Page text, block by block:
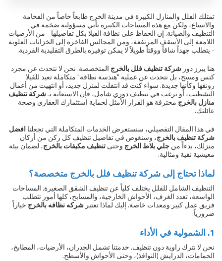
تمتلك الفلل والمنازل الكبيرة في مدينة الخرج طابعاً خاصاً من الفخامة
والاتساع، ولكن مع هذه المساحات الكبيرة تأتي مسؤولية ضخمة في
التنظيف والصيانة. إن الحفاظ على نظافة الفيلا بكل تفاصيلها - من الأرضيات
اللامعة إلى الأسقف المرتفعة، ومن المجالس الفاخرة إلى الخزانات العلوية
- يتطلب جهداً شاقاً ووقتاً طويلاً لا يمكن توفيره بالطرق التقليدية الفردية.
هنا يبرز دور شركة تنظيف فلل بالخرج المتخصصة. نحن لا نتحدث عن مجرد
كنس ومسح، بل نتحدث عن عملية "هندسة نظافة" متكاملة تعيد للفيلا
رونقها وكأنها جديدة. سواء كنت قد انتقلت لمنزل جديد، أو انتهيت من أعمال
التشطيب، أو ترغب في تنظيف دوري شامل، فإن الاستعانة بـشركة تنظيف
منازل بالخرج محترفة هو القرار الأمثل لحماية استثمارك العقاري وصحة
عائلتك.
في هذا المقال التفصيلي، سنستعرض الخدمات المتكاملة التي تجعلناافضل
شركة تنظيف بالخرج، وسنغوص في تفاصيل تنظيف كل ركن من أركان
منزلك، بدءاً منجلي بلاط الخرج وحتىتنظيف مكيفات بالخرج، لضمان بيئة
معيشية نقية ومثالية.
لماذا تحتاج إلى شركة تنظيف فلل بالخرج متخصصة؟
التنظيف الشامل للفلل يختلف كلياً عن تنظيف الشقق الصغيرة. المساحات
الواسعة، تعدد الغرف، الأحواش الخارجية، والمسابح، كلها أمور تتطلب
فريق عمل كبير ومعدات خاصة. إليك لماذا تعتبر شركه نظافه بالخرج خياراً
ضرورياً:
1. الشمولية في الأداء
نحن لا نترك زاوية دون تنظيف. خدمتنا تشمل الجدران، الأرضيات، المطابخ،
الحمامات، الدرايش (النوافذ)، وحتى الأحواش والأسطح.